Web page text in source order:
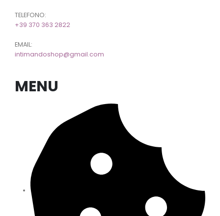
TELEFONO:
+39 370 363 2822
EMAIL:
intimandoshop@gmail.com
MENU